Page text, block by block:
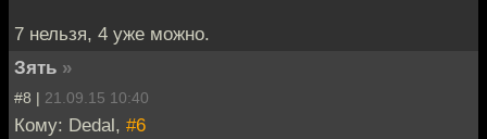
7 нельзя, 4 уже можно.
Зять »
#8 | 21.09.15 10:40
Кому: Dedal, #6